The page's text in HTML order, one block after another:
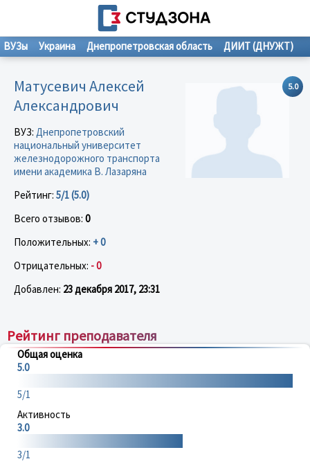
ВУЗы Украина Днепропетровская область ДИИТ (ДНУЖТ)
5.0
Матусевич Алексей
Александрович
ВУЗ: Днепропетровский
национальный университет
железнодорожного транспорта
имени академика В. Лазаряна
Рейтинг: 5/1 (5.0)
Всего отзывов: 0
Положительных: + 0
Отрицательных: - 0
Добавлен: 23 декабря 2017, 23:31
Рейтинг преподавателя
Общая оценка
5.0
5/1
Активность
3.0
3/1